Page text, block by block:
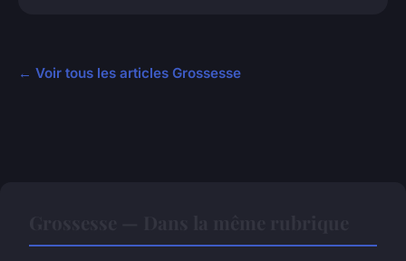
← Voir tous les articles Grossesse